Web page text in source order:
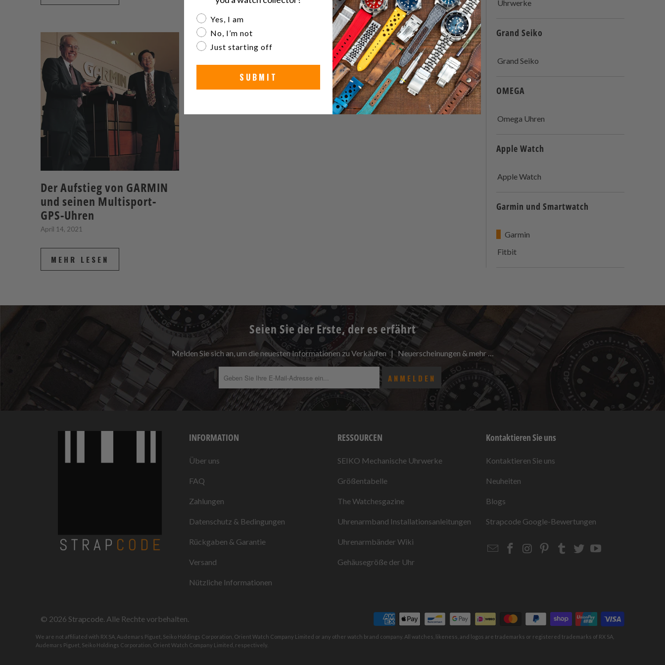
Der Aufstieg von GARMIN
und seinen Multisport-
GPS-Uhren
April 14, 2021
MEHR LESEN
Uhrwerke
Grand Seiko
Grand Seiko
OMEGA
Omega Uhren
Apple Watch
Apple Watch
Garmin und Smartwatch
Garmin
Fitbit
Seien Sie der Erste, der es erfährt
Melden Sie sich an, um die neuesten Informationen zu Verkäufen | Neuerscheinungen & mehr …
INFORMATION
Über uns
FAQ
Zahlungen
Datenschutz & Bedingungen
Rückgaben & Garantie
Versand
Nützliche Informationen
RESSOURCEN
SEIKO Mechanische Uhrwerke
Größentabelle
The Watchesgazine
Uhrenarmband Installationsanleitungen
Uhrenarmbänder Wiki
Gehäusegröße der Uhr
Kontaktieren Sie uns
Kontaktieren Sie uns
Neuheiten
Blogs
Strapcode Google-Bewertungen
EmailStrapcode
Strapcode
Strapcode
Strapcode
Strapcode
© 2026 Strapcode. Alle Rechte vorbehalten.
We are not affiliated with RX SA, Audemars Piguet, Seiko Holdings Corporation, Orient Watch Company Limited or any other watch brand company. All watches, likeness, and logos are trademarks or registered trademarks of RX SA,
Audemars Piguet, Seiko Holdings Corporation, Orient Watch Company Limited, respectively.
Are you a watch collector?
Yes, I am
No, I’m not
Just starting off
SUBMIT